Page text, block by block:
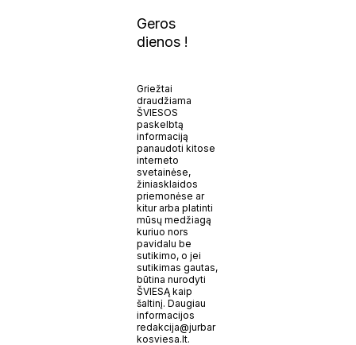
Geros
dienos !
Griežtai
draudžiama
ŠVIESOS
paskelbtą
informaciją
panaudoti kitose
interneto
svetainėse,
žiniasklaidos
priemonėse ar
kitur arba platinti
mūsų medžiagą
kuriuo nors
pavidalu be
sutikimo, o jei
sutikimas gautas,
būtina nurodyti
ŠVIESĄ kaip
šaltinį. Daugiau
informacijos
redakcija@jurbar
kosviesa.lt.